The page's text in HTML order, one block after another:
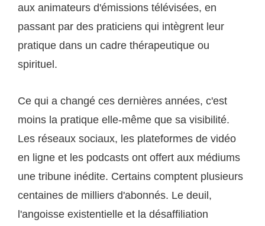
aux animateurs d'émissions télévisées, en
passant par des praticiens qui intègrent leur
pratique dans un cadre thérapeutique ou
spirituel.
Ce qui a changé ces dernières années, c'est
moins la pratique elle-même que sa visibilité.
Les réseaux sociaux, les plateformes de vidéo
en ligne et les podcasts ont offert aux médiums
une tribune inédite. Certains comptent plusieurs
centaines de milliers d'abonnés. Le deuil,
l'angoisse existentielle et la désaffiliation